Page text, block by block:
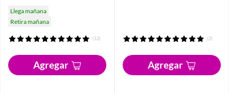
Llega mañana
Retira mañana
(12)
Agregar
(2)
Agregar